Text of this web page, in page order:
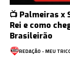
📺 Palmeiras x
Rei e como
Brasileirão
REDAÇÃO - MEU